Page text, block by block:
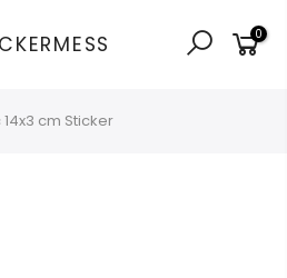
0
cm Sticker